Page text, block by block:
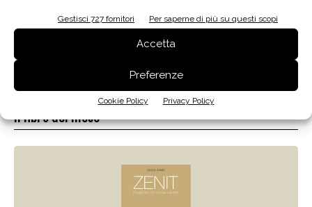
Gestisci 727 fornitori Per saperne di più su questi scopi
Accetta
Preferenze
Cookie Policy Privacy Policy
Il libro del mese